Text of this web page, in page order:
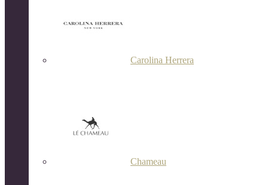
Carolina Herrera
Chameau